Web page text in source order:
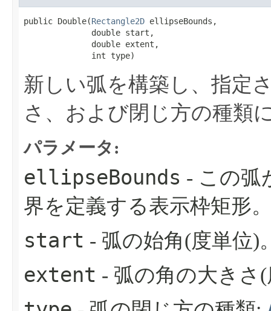
public Double​(Rectangle2D ellipseBounds,
              double start,
              double extent,
              int type)
新しい弧を構築し、指定
さ、および閉じ方の種類
パラメータ:
ellipseBounds - この弧
界を定義する表示枠矩形
start - 弧の始角(度単位)
extent - 弧の角の大きさ